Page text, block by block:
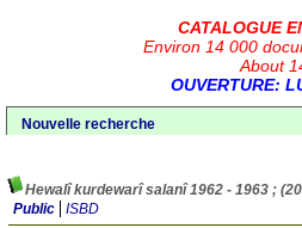
CATALOGUE
Environ 14 000
About
OUVERTURE:
Nouvelle recherche
Public
ISBD